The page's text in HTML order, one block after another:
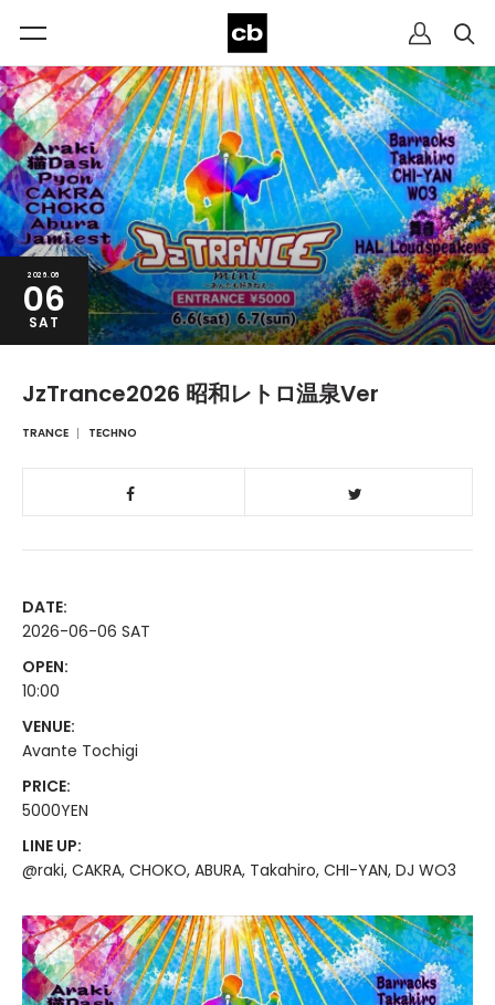
2026.06
06
SAT
JzTrance2026 昭和レトロ温泉Ver
TRANCE TECHNO
DATE:
2026-06-06 SAT
OPEN:
10:00
VENUE:
Avante Tochigi
PRICE:
5000YEN
LINE UP:
@raki, CAKRA, CHOKO, ABURA, Takahiro, CHI-YAN, DJ WO3